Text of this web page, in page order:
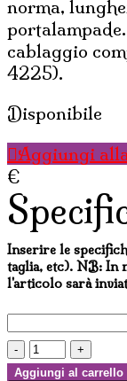
norma,
cablaggio
4225).
Disponibile
Aggiungi
€
Inserire le
taglia, etc). NB: In
l'articolo sarà
CON
Aggiungi al carrello